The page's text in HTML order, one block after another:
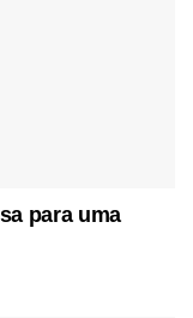
para uma